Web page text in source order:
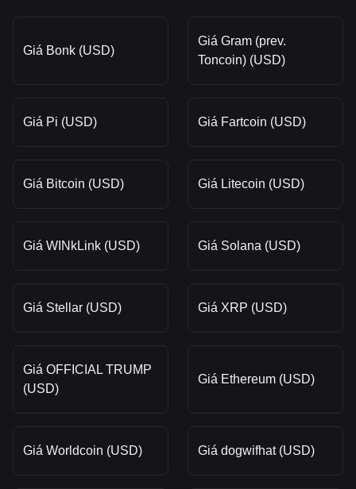
Giá Bonk (USD)
Giá Gram (prev.
Toncoin) (USD)
Giá Pi (USD) Giá Fartcoin (USD)
Giá Bitcoin (USD) Giá Litecoin (USD)
Giá WINkLink (USD) Giá Solana (USD)
Giá Stellar (USD) Giá XRP (USD)
Giá OFFICIAL TRUMP
(USD)
Giá Ethereum (USD)
Giá Worldcoin (USD) Giá dogwifhat (USD)